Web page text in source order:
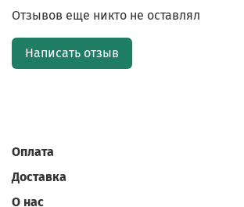
Отзывов еще никто не оставлял
Написать отзыв
Оплата
Доставка
О нас